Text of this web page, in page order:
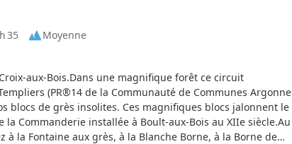
35
Moyenne
aux-Bois.Dans une magnifique forêt ce circuit
(PR®14 de la Communauté de Communes Argonne
blocs de grès insolites. Ces magnifiques blocs jalonnent le
Commanderie installée à Boult-aux-Bois au XIIe siècle.Au
la Fontaine aux grès, à la Blanche Borne, à la Borne de